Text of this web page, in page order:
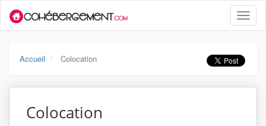
Toggle
Accueil Colocation
Colocation